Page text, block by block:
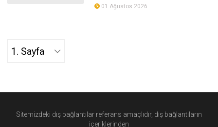
oldu. Kilogram fiyatı 300 TL’ye ulaşan
01 Ağustos 2026
Sitemizdeki dış bağlantılar referans amaçlıdır, dış bağlantıların
içeriklerinden